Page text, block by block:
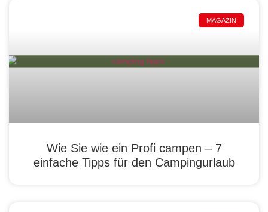
MAGAZIN
Wie Sie wie ein Profi campen – 7
einfache Tipps für den Campingurlaub